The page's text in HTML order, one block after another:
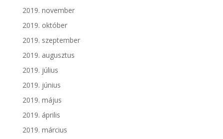
2019. november
2019. október
2019. szeptember
2019. augusztus
2019. július
2019. június
2019. május
2019. április
2019. március